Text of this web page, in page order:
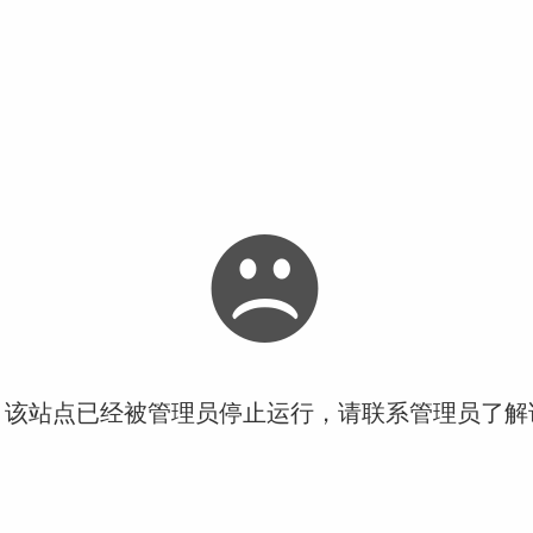
站点已经被管理员停止运行，请联系管理员了